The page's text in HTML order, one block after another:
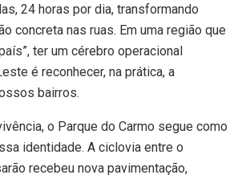
24 horas por dia, transformando
concreta nas ruas. Em uma região que
ter um cérebro operacional
é reconhecer, na prática, a
bairros.
o Parque do Carmo segue como
identidade. A ciclovia entre o
recebeu nova pavimentação,